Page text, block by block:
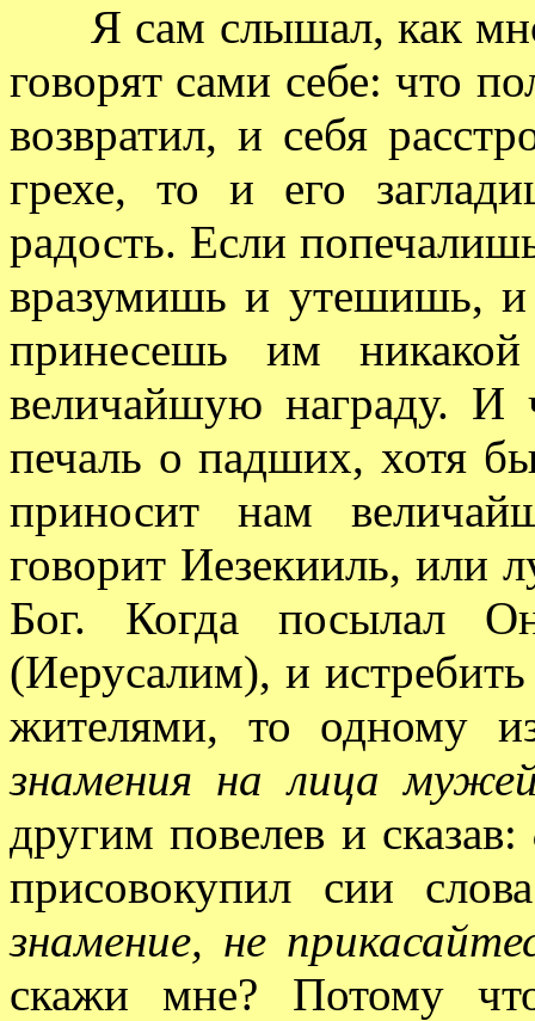
Я сам слышал, как
говорят сами себе: что
возвратил, и себя
грехе, то и его
радость. Если
вразумишь и утешишь,
принесешь им
величайшую награду. И
печаль о падших, хотя
приносит нам
говорит Иезекииль, или
Бог. Когда посылал
(Иерусалим), и
жителями, то одному
знамения на лица
другим повелев и сказав:
присовокупил сии
знамение, не
скажи мне? Потому